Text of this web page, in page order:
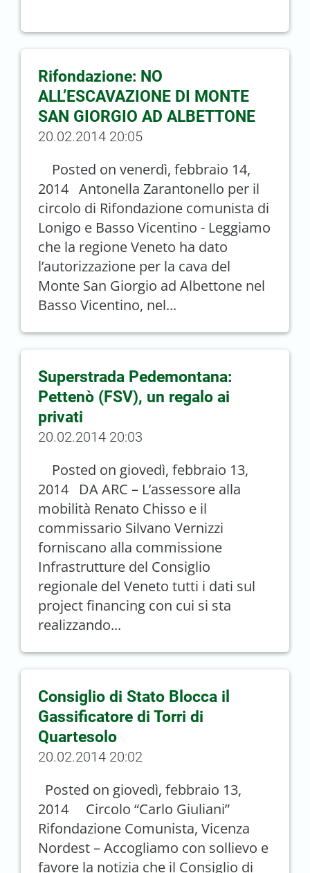
Rifondazione: NO
ALL’ESCAVAZIONE DI MONTE
SAN GIORGIO AD ALBETTONE
20.02.2014 20:05
Posted on venerdì, febbraio 14,
2014 Antonella Zarantonello per il
circolo di Rifondazione comunista di
Lonigo e Basso Vicentino - Leggiamo
che la regione Veneto ha dato
l’autorizzazione per la cava del
Monte San Giorgio ad Albettone nel
Basso Vicentino, nel...
Superstrada Pedemontana:
Pettenò (FSV), un regalo ai
privati
20.02.2014 20:03
Posted on giovedì, febbraio 13,
2014 DA ARC – L’assessore alla
mobilità Renato Chisso e il
commissario Silvano Vernizzi
forniscano alla commissione
Infrastrutture del Consiglio
regionale del Veneto tutti i dati sul
project financing con cui si sta
realizzando...
Consiglio di Stato Blocca il
Gassificatore di Torri di
Quartesolo
20.02.2014 20:02
Posted on giovedì, febbraio 13,
2014 Circolo “Carlo Giuliani”
Rifondazione Comunista, Vicenza
Nordest – Accogliamo con sollievo e
favore la notizia che il Consiglio di